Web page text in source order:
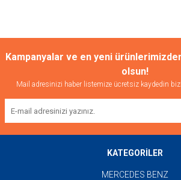
Kampanyalar ve en yeni
olsun!
Mail adresinizi haber listemize ücretsiz kaydedin
KATEGORİLER
MERCEDES BENZ